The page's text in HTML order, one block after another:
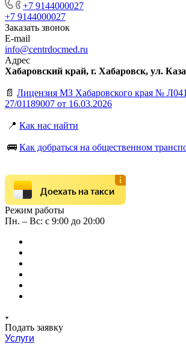
+7 9144000027
+7 9144000027
Заказать звонок
E-mail
info@centrdocmed.ru
Адрес
Хабаровский край, г. Хабаровск, ул.
📄 Лицензия МЗ Хабаровского края №
27/01189007 от 16.03.2026
📍 Как нас найти
🚌 Как добраться на общественном
Доехать на такси
Режим работы
Пн. – Вс: с 9:00 до 20:00
Подать заявку
Услуги